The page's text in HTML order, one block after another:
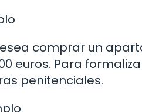
comprar un
euros. Para
penitenciales.